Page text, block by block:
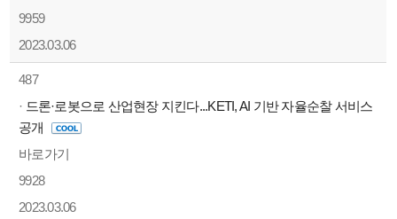
9959
2023.03.06
487
· 드론·로봇으로 산업현장 지킨다...KETI, AI 기반 자율순찰 서비스
공개
바로가기
9928
2023.03.06